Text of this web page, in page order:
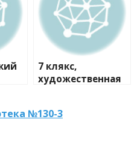
7 клякс,
художественная
№130-3